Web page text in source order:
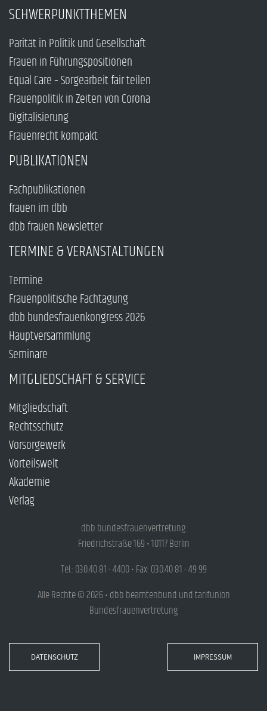
SCHWERPUNKTTHEMEN
Parität in Politik und Gesellschaft
Frauen in Führungspositionen
Equal Care – Sorgearbeit fair teilen
Frauenpolitik in Zeiten von Corona
Digitalisierung
Frauenrecht kompakt
PUBLIKATIONEN
Fachpublikationen
frauen im dbb
dbb frauen Newsletter
TERMINE & VERANSTALTUNGEN
Termine
Frauenpolitische Fachtagung
dbb bundesfrauenkongress 2026
Hauptversammlung
Seminare
MITGLIEDSCHAFT & SERVICE
Mitgliedschaft
Rechtsschutz
Vorsorgewerk
Vorteilswelt
Akademie
Verlag
dbb bundesfrauenvertretung
Friedrichstraße 169 • 10117 Berlin
Tel.: 030.40 81 - 4400 • Fax: 030.40 81 - 49 99
Alle Rechte © 2026 • dbb beamtenbund und tarifunion
Bundesfrauenvertretung
DATENSCHUTZ IMPRESSUM